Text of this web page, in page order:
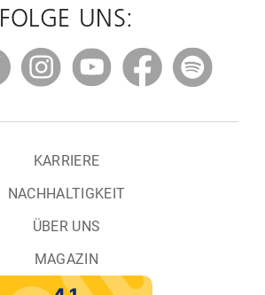
FOLGE UNS:
KARRIERE
NACHHALTIGKEIT
ÜBER UNS
MAGAZIN